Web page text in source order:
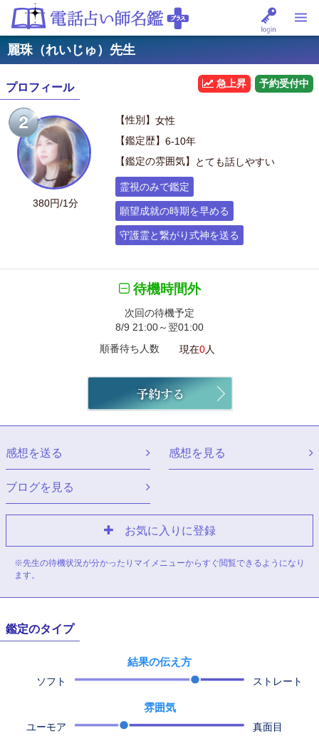
麗珠（れいじゅ）先生
プロフィール 予約受付中
急上昇
380円/1分
【性別】 女性
【鑑定歴】 6-10年
【鑑定の雰囲気】
とても話しやすい
霊視のみで鑑定
願望成就の時期を早める
守護霊と繋がり式神を送る
待機時間外
次回の待機予定
8/9 21:00～翌01:00
順番待ち人数
現在0人
感想を送る 感想を見る
ブログを見る
お気に入りに登録
※先生の待機状況が分かったりマイメニューからすぐ閲覧できるようになり
ます。
鑑定のタイプ
結果の伝え方
ソフト ストレート
雰囲気
ユーモア 真面目